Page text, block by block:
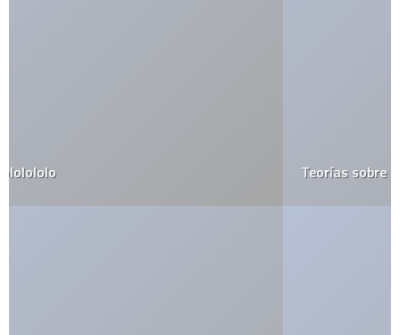
Teorías sobre lost